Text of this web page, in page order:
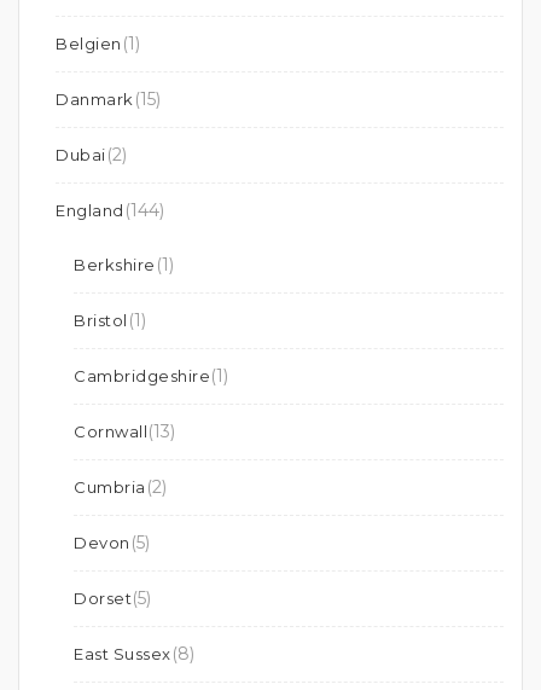
Belgien (1)
Danmark (15)
Dubai(2)
England (144)
Berkshire (1)
Bristol (1)
Cambridgeshire(1)
Cornwall(13)
Cumbria (2)
Devon (5)
Dorset(5)
East Sussex(8)